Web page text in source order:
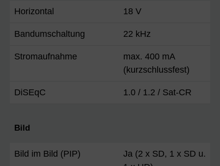
Horizontal 18 V
Bandumschaltung 22 kHz
Stromaufnahme
max. 400 mA
(kurzschlussfest)
DiSEqC 1.0 / 1.2 / Sat-CR
Bild
Bild im Bild (PIP)
Ja (2 x SD, 1 x SD u.